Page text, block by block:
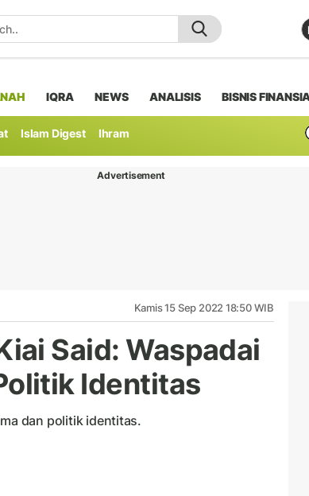
IQRA NEWS ANALISIS BISNIS
Islam Digest Ihram
Advertisement
Kamis 15 Sep 2022 18:50 WIB
Said: Waspadai
Identitas
dan politik identitas.